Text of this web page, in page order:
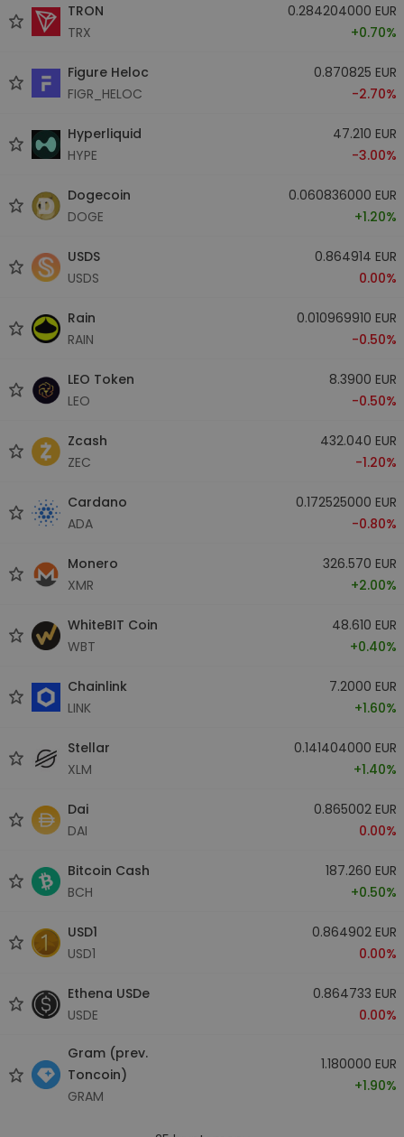
TRON
TRX
0.284204000 EUR
+0.70%
Figure Heloc
FIGR_HELOC
0.870825 EUR
-2.70%
Hyperliquid
HYPE
47.210 EUR
-3.00%
Dogecoin
DOGE
0.060836000 EUR
+1.20%
USDS
USDS
0.864914 EUR
0.00%
Rain
RAIN
0.010969910 EUR
-0.50%
LEO Token
LEO
8.3900 EUR
-0.50%
Zcash
ZEC
432.040 EUR
-1.20%
Cardano
ADA
0.172525000 EUR
-0.80%
Monero
XMR
326.570 EUR
+2.00%
WhiteBIT Coin
WBT
48.610 EUR
+0.40%
Chainlink
LINK
7.2000 EUR
+1.60%
Stellar
XLM
0.141404000 EUR
+1.40%
Dai
DAI
0.865002 EUR
0.00%
Bitcoin Cash
BCH
187.260 EUR
+0.50%
USD1
USD1
0.864902 EUR
0.00%
Ethena USDe
USDE
0.864733 EUR
0.00%
Gram (prev.
Toncoin)
GRAM
1.180000 EUR
+1.90%